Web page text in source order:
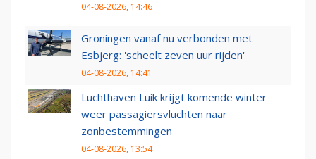
04-08-2026, 14:46
Groningen vanaf nu verbonden met
Esbjerg: 'scheelt zeven uur rijden'
04-08-2026, 14:41
Luchthaven Luik krijgt komende winter
weer passagiersvluchten naar
zonbestemmingen
04-08-2026, 13:54